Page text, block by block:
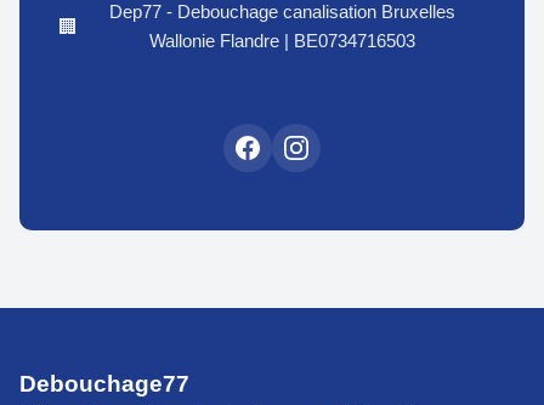
🏢
Dep77 - Debouchage canalisation Bruxelles
Wallonie Flandre | BE0734716503
Debouchage77